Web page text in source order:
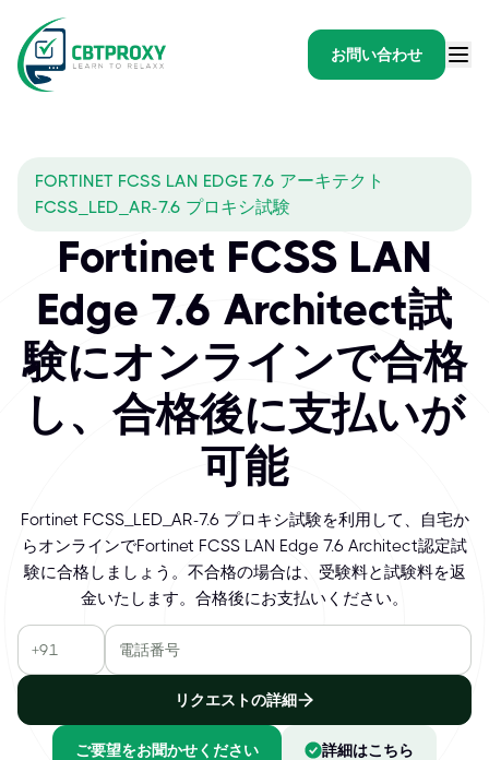
お問い合わせ
FORTINET FCSS LAN EDGE 7.6 アーキテクト
FCSS_LED_AR-7.6 プロキシ試験
Fortinet FCSS LAN
Edge 7.6 Architect試
験にオンラインで合格
し、合格後に支払いが
可能
Fortinet FCSS_LED_AR-7.6 プロキシ試験を利用して、自宅か
らオンラインでFortinet FCSS LAN Edge 7.6 Architect認定試
験に合格しましょう。不合格の場合は、受験料と試験料を返
金いたします。合格後にお支払いください。
リクエストの詳細
ご要望をお聞かせください 詳細はこちら